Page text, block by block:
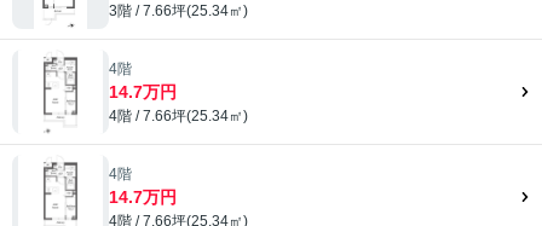
3階 / 7.66坪(25.34㎡)
4階
14.7万円
4階 / 7.66坪(25.34㎡)
4階
14.7万円
4階 / 7.66坪(25.34㎡)